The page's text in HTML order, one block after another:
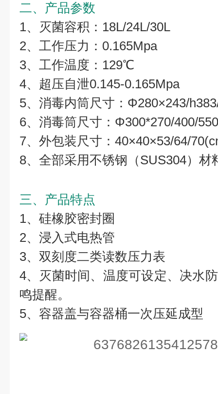
二、产品参数
1、灭菌容积：18L/24L/30L
2、工作压力：0.165Mpa
3、工作温度：129℃
4、超压自泄0.145-0.165Mpa
5、消毒内筒尺寸：Φ280×243/
6、消毒筒尺寸：Φ300*270/400/
7、外包装尺寸：40×40×53/64/
8、全部采用不锈钢（SUS304）材
三、产品特点
1、硅橡胶密封圈
2、浸入式电热管
3、双刻度二类读数压力表
4、灭菌时间、温度可设定、决水
鸣提醒。
5、容器盖与容器桶一次压延成型